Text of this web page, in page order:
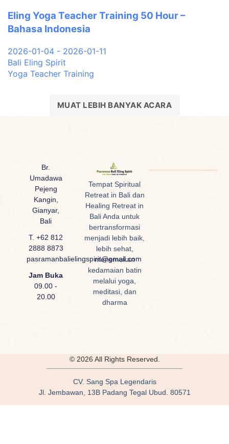
Eling Yoga Teacher Training 50 Hour –
Bahasa Indonesia
2026-01-04 - 2026-01-11
Bali Eling Spirit
Yoga Teacher Training
MUAT LEBIH BANYAK ACARA
Tempat Spiritual
Retreat in Bali dan
Healing Retreat in
Bali Anda untuk
bertransformasi
menjadi lebih baik,
lebih sehat,
menemukan
kedamaian batin
melalui yoga,
meditasi, dan
dharma
Br.
Umadawa
Pejeng
Kangin,
Gianyar,
Bali
T. +62 812
2888 8873
pasramanbalielingspirit@gmail.com
Jam Buka
09.00 -
20.00
© 2026 All Rights Reserved.
CV. Sang Spa Legendaris
Jl. Jembawan, 13B Padang Tegal Ubud. 80571